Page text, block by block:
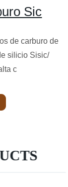
Sic
de carburo de
silicio Sisic/
c